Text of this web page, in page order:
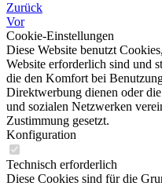
Zurück
Vor
Cookie-Einstellungen
Diese Website benutzt
Website erforderlich sind und
die den Komfort bei
Direktwerbung dienen oder
und sozialen Netzwerken
Zustimmung gesetzt.
Konfiguration
Technisch erforderlich
Diese Cookies sind für die